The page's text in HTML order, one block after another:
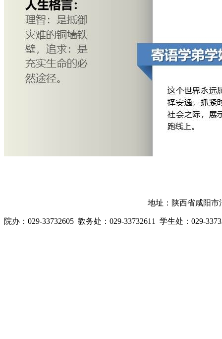
地址：陕西省咸阳
院办：029-33732605 教务处：029-33732611 学生处：029-